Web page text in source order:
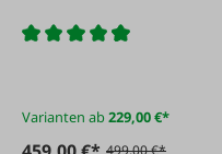
Varianten ab229,00 €*